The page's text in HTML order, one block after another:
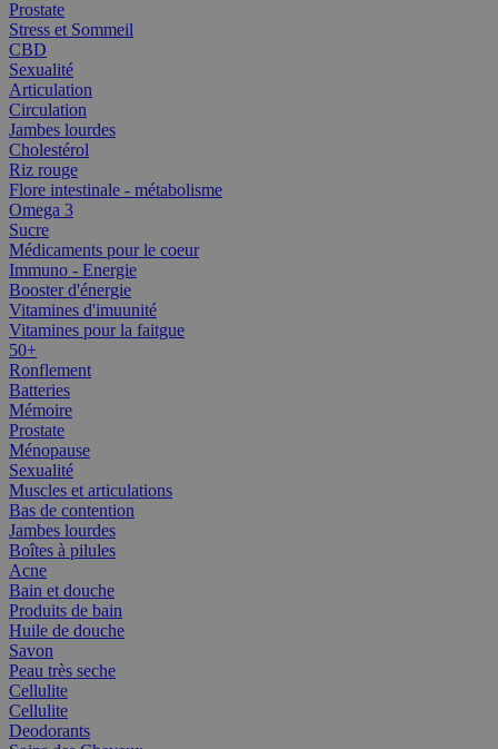
Prostate
Stress et Sommeil
CBD
Sexualité
Articulation
Circulation
Jambes lourdes
Cholestérol
Riz rouge
Flore intestinale - métabolisme
Omega 3
Sucre
Médicaments pour le coeur
Immuno - Energie
Booster d'énergie
Vitamines d'imuunité
Vitamines pour la faitgue
50+
Ronflement
Batteries
Mémoire
Prostate
Ménopause
Sexualité
Muscles et articulations
Bas de contention
Jambes lourdes
Boîtes à pilules
Acne
Bain et douche
Produits de bain
Huile de douche
Savon
Peau très seche
Cellulite
Cellulite
Deodorants